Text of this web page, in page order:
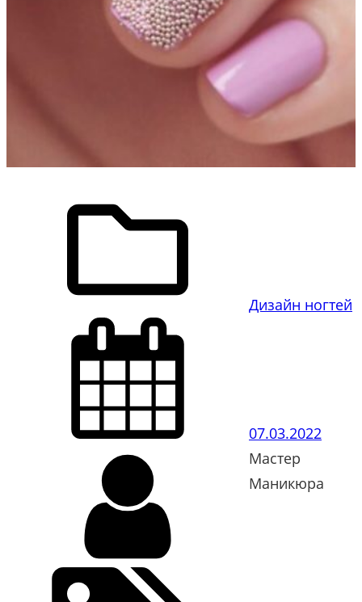
Дизайн ногтей
07.03.2022
Мастер
Маникюра